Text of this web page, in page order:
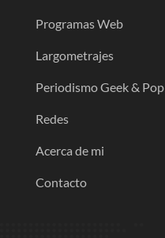
Programas Web
Largometrajes
Periodismo Geek & Pop
Redes
Acerca de mi
Contacto